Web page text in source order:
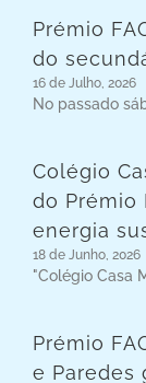
Prémio
do
16 de Julho, 2026
No passado
Colégio
do Prémio
energia
18 de Junho, 2026
"Colégio Casa
Prémio
e Paredes